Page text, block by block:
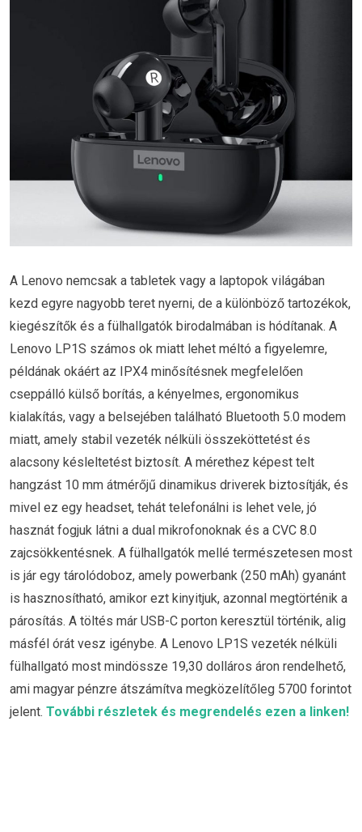
A Lenovo nemcsak a tabletek vagy a laptopok világában
kezd egyre nagyobb teret nyerni, de a különböző tartozékok,
kiegészítők és a fülhallgatók birodalmában is hódítanak. A
Lenovo LP1S számos ok miatt lehet méltó a figyelemre,
példának okáért az IPX4 minősítésnek megfelelően
cseppálló külső borítás, a kényelmes, ergonomikus
kialakítás, vagy a belsejében található Bluetooth 5.0 modem
miatt, amely stabil vezeték nélküli összeköttetést és
alacsony késleltetést biztosít. A mérethez képest telt
hangzást 10 mm átmérőjű dinamikus driverek biztosítják, és
mivel ez egy headset, tehát telefonálni is lehet vele, jó
hasznát fogjuk látni a dual mikrofonoknak és a CVC 8.0
zajcsökkentésnek. A fülhallgatók mellé természetesen most
is jár egy tárolódoboz, amely powerbank (250 mAh) gyanánt
is hasznosítható, amikor ezt kinyitjuk, azonnal megtörténik a
párosítás. A töltés már USB-C porton keresztül történik, alig
másfél órát vesz igénybe. A Lenovo LP1S vezeték nélküli
fülhallgató most mindössze 19,30 dolláros áron rendelhető,
ami magyar pénzre átszámítva megközelítőleg 5700 forintot
jelent. További részletek és megrendelés ezen a linken!